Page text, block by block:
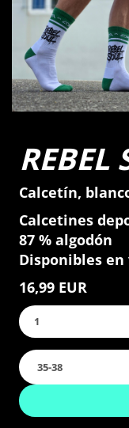
REBEL
Calcetín,
Calcetines
87 % algodón
Disponibles
16,99 EUR